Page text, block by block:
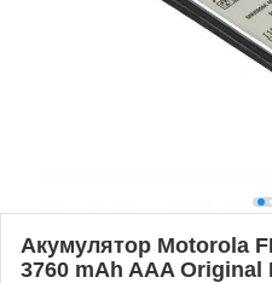
Акумулятор Motorola
3760 mAh AAA Original